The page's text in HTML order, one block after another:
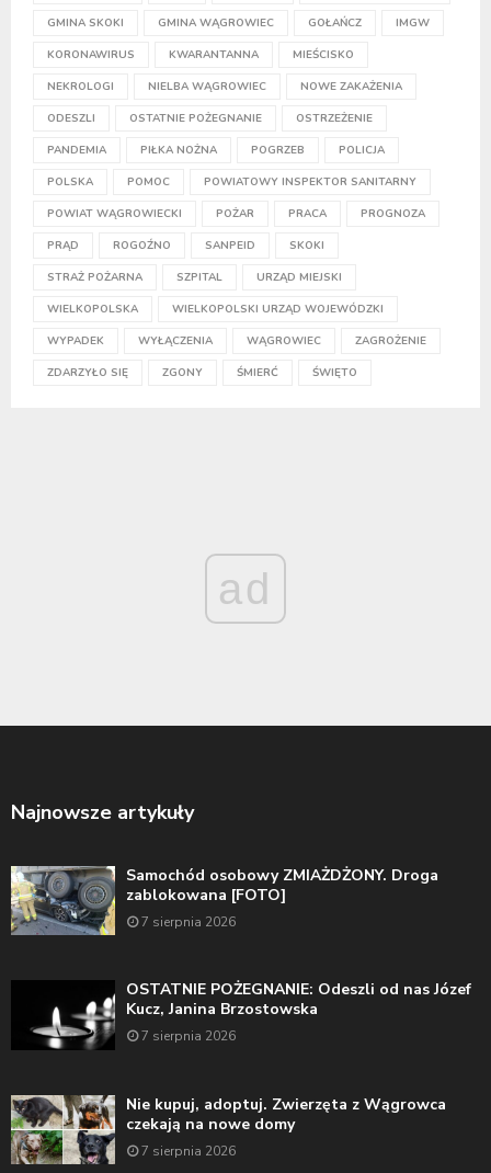
GMINA SKOKI GMINA WĄGROWIEC GOŁAŃCZ IMGW
KORONAWIRUS KWARANTANNA MIEŚCISKO
NEKROLOGI NIELBA WĄGROWIEC NOWE ZAKAŻENIA
ODESZLI OSTATNIE POŻEGNANIE OSTRZEŻENIE
PANDEMIA PIŁKA NOŻNA POGRZEB POLICJA
POLSKA POMOC POWIATOWY INSPEKTOR SANITARNY
POWIAT WĄGROWIECKI POŻAR PRACA PROGNOZA
PRĄD ROGOŹNO SANPEID SKOKI
STRAŻ POŻARNA SZPITAL URZĄD MIEJSKI
WIELKOPOLSKA WIELKOPOLSKI URZĄD WOJEWÓDZKI
WYPADEK WYŁĄCZENIA WĄGROWIEC ZAGROŻENIE
ZDARZYŁO SIĘ ZGONY ŚMIERĆ ŚWIĘTO
ad
Najnowsze artykuły
Samochód osobowy ZMIAŻDŻONY. Droga
zablokowana [FOTO]
7 sierpnia 2026
OSTATNIE POŻEGNANIE: Odeszli od nas Józef
Kucz, Janina Brzostowska
7 sierpnia 2026
Nie kupuj, adoptuj. Zwierzęta z Wągrowca
czekają na nowe domy
7 sierpnia 2026